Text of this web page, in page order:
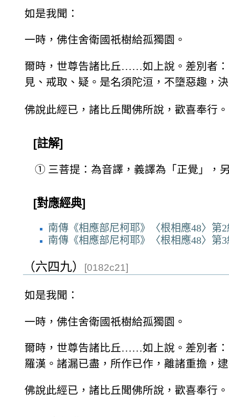
如是我聞：
一時，佛住舍衛國祇樹給孤獨園。
爾時，世尊告諸比丘……如上說。差別者
見、戒取、疑。是名須陀洹，不墮惡趣，
佛說此經已，諸比丘聞佛所說，歡喜奉行。
[註解]
① 三菩提：為音譯，義譯為「正覺」，
[對應經典]
南傳《相應部尼柯耶》〈根相應48〉第
南傳《相應部尼柯耶》〈根相應48〉第
（六四九） [0182c21]
如是我聞：
一時，佛住舍衛國祇樹給孤獨園。
爾時，世尊告諸比丘……如上說。差別者
羅漢。諸漏已盡，所作已作，離諸重擔，
佛說此經已，諸比丘聞佛所說，歡喜奉行。